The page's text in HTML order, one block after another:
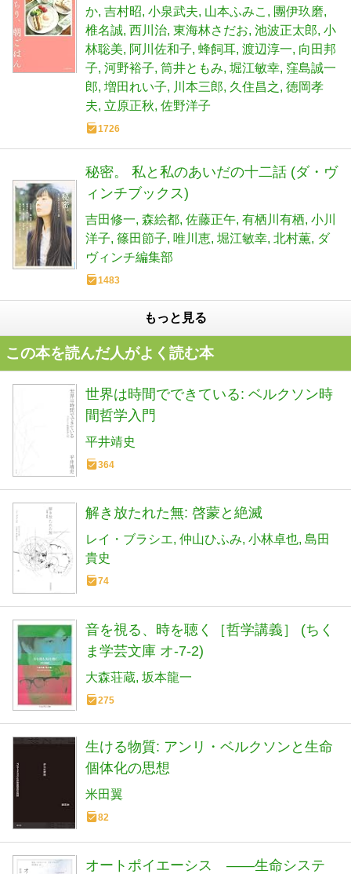
か 吉村昭 小泉武夫 山本ふみこ
團伊玖磨
椎名誠 西川治 東海林さだお 池波正太郎 小
林聡美
阿川佐和子 蜂飼耳 渡辺淳一 向田邦
子 河野裕子 筒井ともみ 堀江敏幸 窪島誠一
郎 増田れい子 川本三郎 久住昌之 徳岡孝
夫 立原正秋 佐野洋子
1726
秘密。 私と私のあいだの十二話 (ダ・ヴ
ィンチブックス)
吉田修一 森絵都 佐藤正午 有栖川有栖 小川
洋子 篠田節子 唯川恵 堀江敏幸 北村薫 ダ
ヴィンチ編集部
1483
もっと見る
この本を読んだ人がよく読む本
世界は時間でできている: ベルクソン時
間哲学入門
平井靖史
364
解き放たれた無: 啓蒙と絶滅
レイ・ブラシエ 仲山ひふみ 小林卓也 島田
貴史
74
音を視る、時を聴く［哲学講義］ (ちく
ま学芸文庫 オ-7-2)
大森荘蔵 坂本龍一
275
生ける物質: アンリ・ベルクソンと生命
個体化の思想
米田翼
82
オートポイエーシス ――生命システ